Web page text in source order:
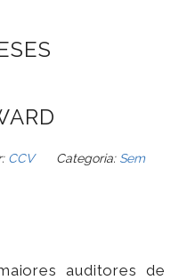
CCV Categoria: Sem
auditores de